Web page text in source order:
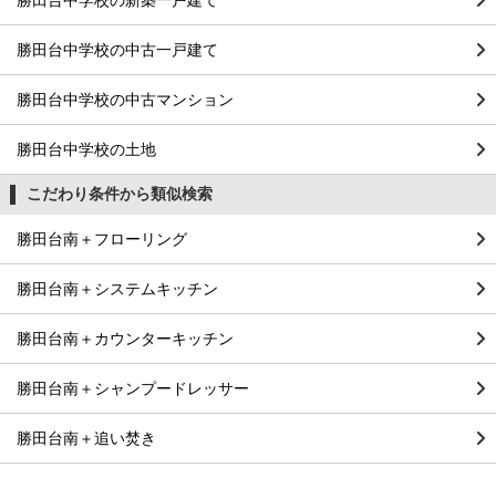
勝田台中学校の中古一戸建て
勝田台中学校の中古マンション
勝田台中学校の土地
こだわり条件から類似検索
勝田台南＋フローリング
勝田台南＋システムキッチン
勝田台南＋カウンターキッチン
勝田台南＋シャンプードレッサー
勝田台南＋追い焚き